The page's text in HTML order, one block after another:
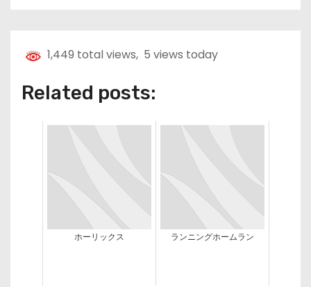
1,449 total views, 5 views today
Related posts:
ホーリックス ランニングホームラン